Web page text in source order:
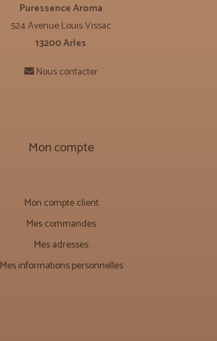
Puressence Aroma
524 Avenue Louis Vissac
13200 Arles
Nous contacter
Mon compte
Mon compte client
Mes commandes
Mes adresses
Mes informations personnelles